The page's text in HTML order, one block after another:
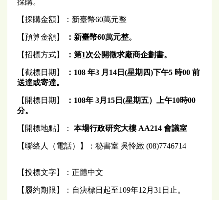
採購。
【採購金額】：新臺幣60萬元整
【預算金額】 ： 新臺幣60萬元整。
【招標方式】 ：第1次公開徵求廠商企劃書。
【截標日期】 ：108 年3 月 14 日(星期四)下午5 時00 前
送達或寄達。
【開標日期】 ： 108年 3月15日(星期五） 上午10時00
分。
【開標地點】： 本場行政研究大樓 AA214 會議室
【聯絡人（電話）】：秘書室 吳怜緻 (08)7746714
【投標文字】：正體中文
【履約期限】：自決標日起至109年12月31日止。